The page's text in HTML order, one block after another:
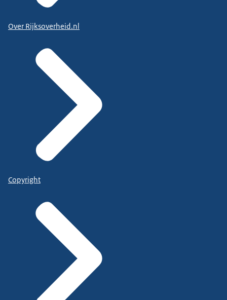
Over Rijksoverheid.nl
Copyright